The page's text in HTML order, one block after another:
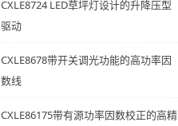
CXLE8724 LED草坪灯设计的升降压型
驱动
CXLE8678带开关调光功能的高功率因
数线
CXLE86175带有源功率因数校正的高精